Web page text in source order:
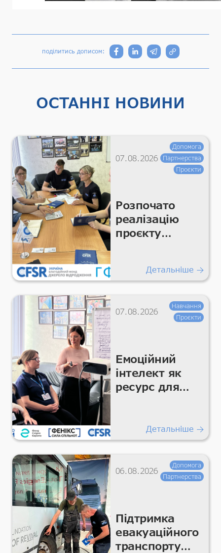
поділитись дописом:
ОСТАННІ НОВИНИ
07.08.2026
Допомога
Партнерства
Проєкти
Розпочато
реалізацію
проєкту
покращень
важливих
умов та
Детальніше
07.08.2026
Навчання
Проєкти
Емоційний
інтелект як
ресурс для
Детальніше
06.08.2026
Допомога
Партнерства
Підтримка
евакуаційного
транспорту